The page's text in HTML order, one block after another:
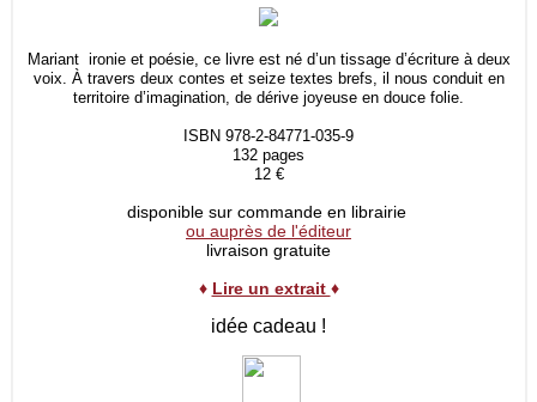
Mariant ironie et poésie, ce livre est né d’un tissage d’écriture à deux
voix. À travers deux contes et seize textes brefs, il nous conduit en
territoire d’imagination, de dérive joyeuse en douce folie.
ISBN 978-2-84771-035-9
132 pages
12 €
disponible sur commande en librairie
ou auprès de l'éditeur
livraison gratuite
♦ Lire un extrait ♦
idée cadeau !